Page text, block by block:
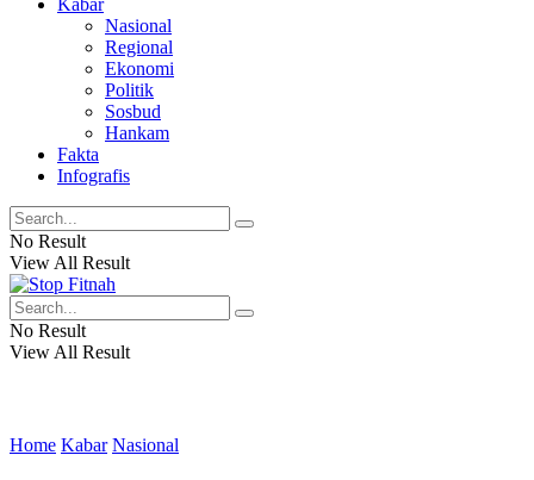
Kabar
Nasional
Regional
Ekonomi
Politik
Sosbud
Hankam
Fakta
Infografis
No Result
View All Result
No Result
View All Result
Home Kabar Nasional